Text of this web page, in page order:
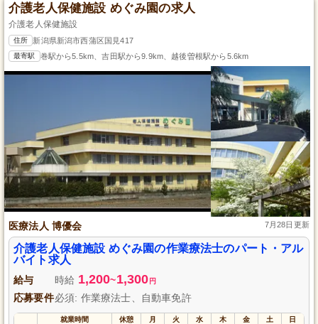
介護老人保健施設 めぐみ園の求人
介護老人保健施設
住所 新潟県新潟市西蒲区国見417
最寄駅 巻駅から5.5km、吉田駅から9.9km、越後曽根駅から5.6km
医療法人 博優会 7月28日更新
介護老人保健施設 めぐみ園の作業療法士のパート・アル
バイト求人
給与 時給 1,200~1,300 円
応募要件必須: 作業療法士、自動車免許
就業時間 休憩 月 火 水 木 金 土 日